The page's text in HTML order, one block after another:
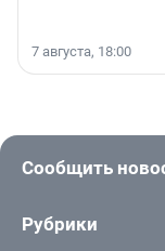
7 августа, 18:00
Сообщить
Рубрики